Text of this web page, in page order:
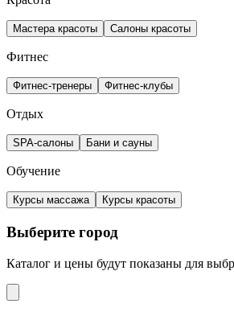
Мастера красоты Салоны красоты
Фитнес
Фитнес-тренеры Фитнес-клубы
Отдых
SPA-салоны Бани и сауны
Обучение
Курсы массажа Курсы красоты
Выберите город
Каталог и цены будут показаны для